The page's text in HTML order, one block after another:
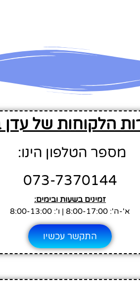
הלקוחות של
מספר הטלפון הינו:
073-7370144
זמינים בשעות ובימים:
א'-ה': 8:00-17:00 | ו': 8:00-13:00
התקשר עכשיו